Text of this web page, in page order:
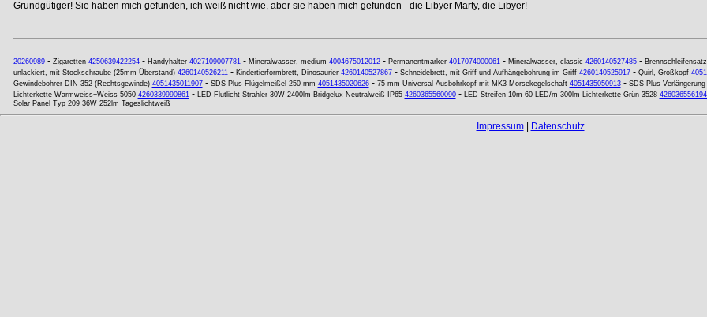
Grundgütiger! Sie haben mich gefunden, ich weiß nicht wie, aber sie haben mich gefunden - die Libyer Marty, die Libyer!
20260989- Zigaretten 4250639422254- Handyhalter 4027109007781- Mineralwasser, medium 4004675012012- Permanentmarker 4017074000061- Mineralwasser, classic 4260140527485-
unlackiert, mit Stockschraube (25mm Überstand) 4260140526211- Kindertierformbrett, Dinosaurier 4260140527867- Schneidebrett, mit Griff und Aufhängebohrung im Griff 4260140525917- Quirl, Großkopf
Gewindebohrer DIN 352 (Rechtsgewinde) 4051435011907- SDS Plus Flügelmeißel 250 mm 4051435020626- 75 mm Universal Ausbohrkopf mit MK3 Morsekegelschaft 4051435050913- SDS Plus
Lichterkette Warmweiss+Weiss 5050 4260339990861- LED Flutlicht Strahler 30W 2400lm Bridgelux Neutralweiß IP65 4260365560090- LED Streifen 10m 60 LED/m 300lm Lichterkette Grün 3528
Solar Panel Typ 209 36W 252lm Tageslichtweiß
Impressum| Datenschutz